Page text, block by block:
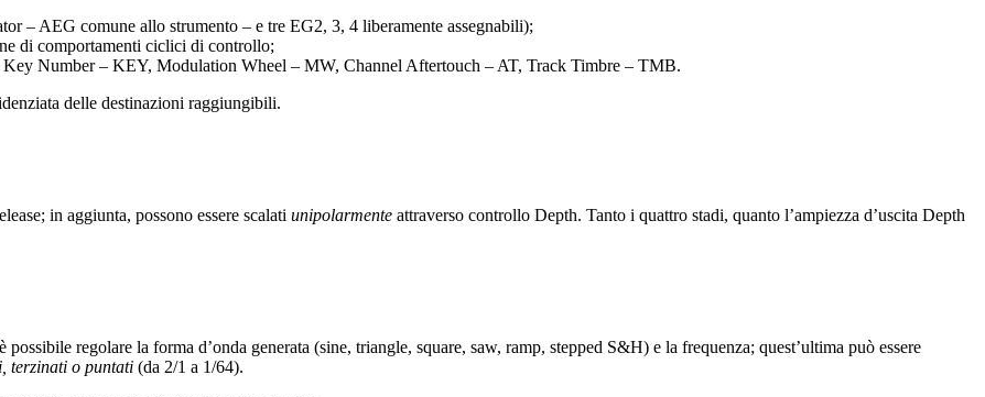
– AEG comune allo strumento – e tre EG2, 3, 4 liberamente assegnabili);
di comportamenti ciclici di controllo;
Number – KEY, Modulation Wheel – MW, Channel Aftertouch – AT, Track Timbre – TMB.
delle destinazioni raggiungibili.
in aggiunta, possono essere scalati unipolarmente attraverso controllo Depth. Tanto i quattro stadi, quanto l’ampiezza d’uscita Depth
regolare la forma d’onda generata (sine, triangle, square, saw, ramp, stepped S&H) e la frequenza; quest’ultima può essere
terzinati o puntati (da 2/1 a 1/64).